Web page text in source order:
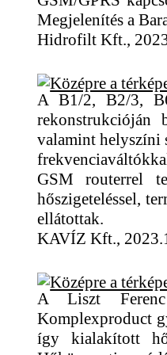
Megjelenítés a
Hidrofilt Kft.,
A B1/2, B2/3,
rekonstrukcióján
valamint helyszíni
GSM routerrel
hőszigeteléssel,
ellátottak.
KAVÍZ Kft.,
A Liszt
Komplexproduct
így kialakított